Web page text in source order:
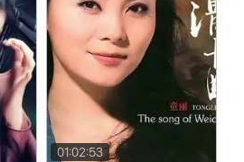
01:02:53